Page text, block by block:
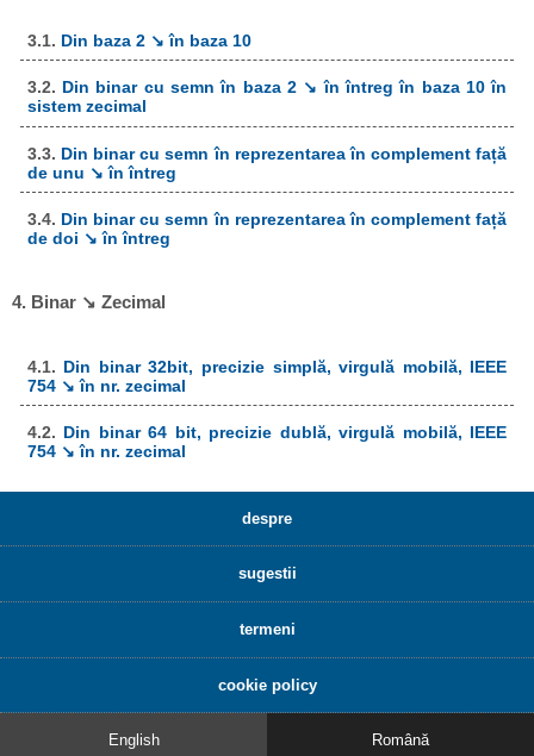
3.1. Din baza 2 ↘ în baza 10
3.2. Din binar cu semn în baza 2 ↘ în întreg în baza 10 în
sistem zecimal
3.3. Din binar cu semn în reprezentarea în complement față
de unu ↘ în întreg
3.4. Din binar cu semn în reprezentarea în complement față
de doi ↘ în întreg
4. Binar ↘ Zecimal
4.1. Din binar 32bit, precizie simplă, virgulă mobilă, IEEE
754 ↘ în nr. zecimal
4.2. Din binar 64 bit, precizie dublă, virgulă mobilă, IEEE
754 ↘ în nr. zecimal
despre
sugestii
termeni
cookie policy
English Română